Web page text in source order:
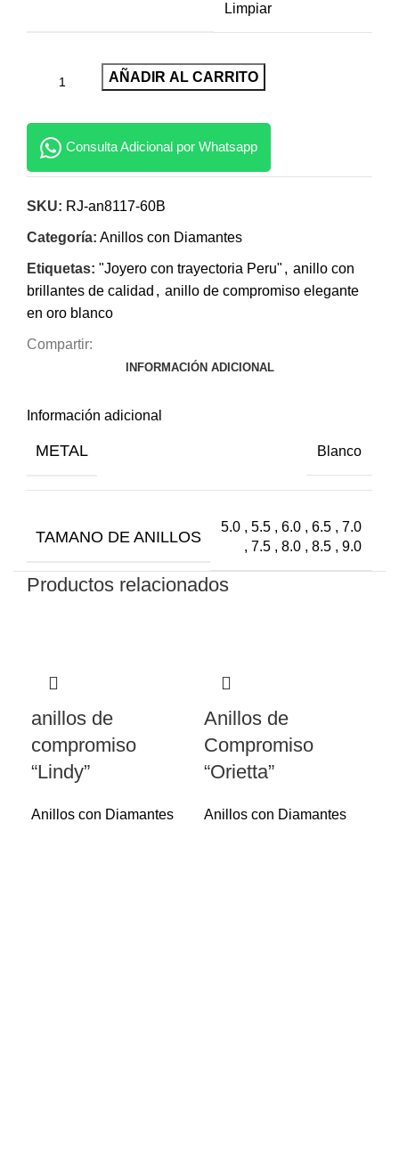
Limpiar
AÑADIR AL CARRITO
Consulta Adicional por Whatsapp
SKU: RJ-an8117-60B
Categoría: Anillos con Diamantes
Etiquetas: "Joyero con trayectoria Peru" , anillo con
brillantes de calidad , anillo de compromiso elegante
en oro blanco
Compartir:
INFORMACIÓN ADICIONAL
Información adicional
METAL Blanco
TAMANO DE ANILLOS
5.0 , 5.5 , 6.0 , 6.5 , 7.0
, 7.5 , 8.0 , 8.5 , 9.0
Productos relacionados
anillos de
compromiso
“Lindy”
Anillos con Diamantes
Anillos de
Compromiso
“Orietta”
Anillos con Diamantes